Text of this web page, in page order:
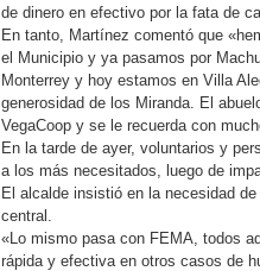
de dinero en efectivo por la fata de
En tanto, Martínez comentó que
el Municipio y ya pasamos por
Monterrey y hoy estamos en Villa
generosidad de los Miranda. El
VegaCoop y se le recuerda con
En la tarde de ayer, voluntarios y
a los más necesitados, luego de
El alcalde insistió en la necesidad
central.
«Lo mismo pasa con FEMA, todos
rápida y efectiva en otros casos de